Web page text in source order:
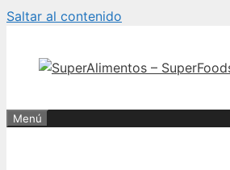
Saltar al contenido
Menú